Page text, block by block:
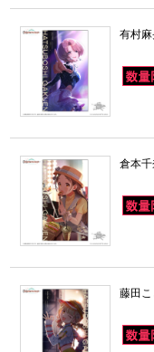
有村
倉本千
藤田